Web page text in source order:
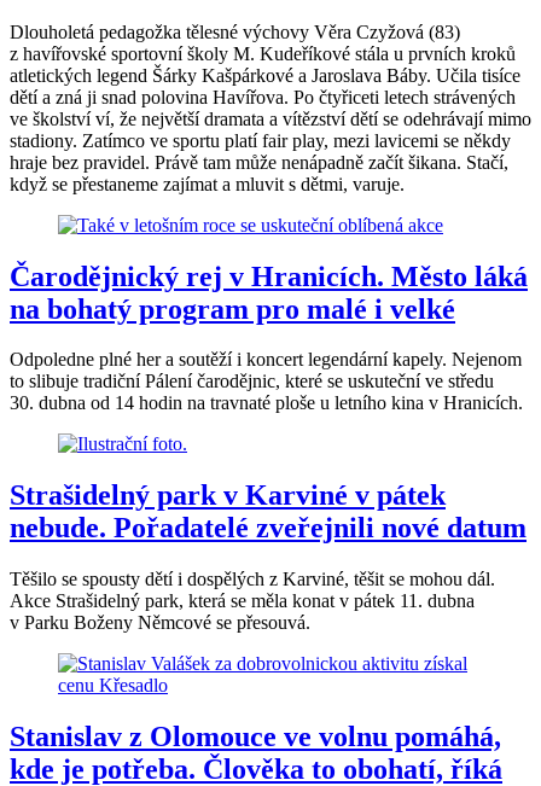
Dlouholetá pedagožka tělesné výchovy Věra Czyžová (83)
z havířovské sportovní školy M. Kudeříkové stála u prvních kroků
atletických legend Šárky Kašpárkové a Jaroslava Báby. Učila tisíce
dětí a zná ji snad polovina Havířova. Po čtyřiceti letech strávených
ve školství ví, že největší dramata a vítězství dětí se odehrávají mimo
stadiony. Zatímco ve sportu platí fair play, mezi lavicemi se někdy
hraje bez pravidel. Právě tam může nenápadně začít šikana. Stačí,
když se přestaneme zajímat a mluvit s dětmi, varuje.
Čarodějnický rej v Hranicích. Město láká
na bohatý program pro malé i velké
Odpoledne plné her a soutěží i koncert legendární kapely. Nejenom
to slibuje tradiční Pálení čarodějnic, které se uskuteční ve středu
30. dubna od 14 hodin na travnaté ploše u letního kina v Hranicích.
Strašidelný park v Karviné v pátek
nebude. Pořadatelé zveřejnili nové datum
Těšilo se spousty dětí i dospělých z Karviné, těšit se mohou dál.
Akce Strašidelný park, která se měla konat v pátek 11. dubna
v Parku Boženy Němcové se přesouvá.
Stanislav z Olomouce ve volnu pomáhá,
kde je potřeba. Člověka to obohatí, říká